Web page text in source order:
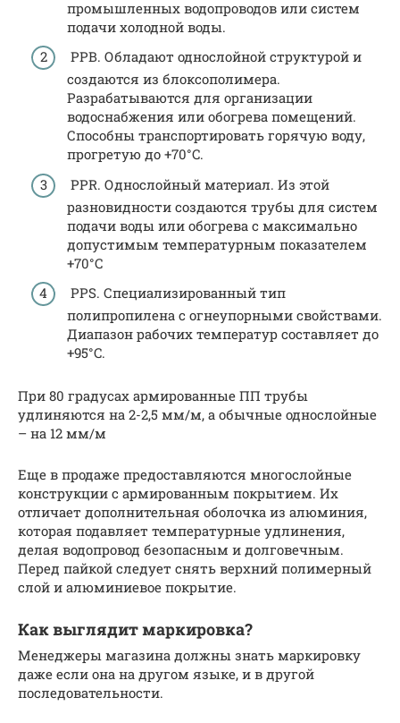
промышленных водопроводов или систем
подачи холодной воды.
PPB. Обладают однослойной структурой и
создаются из блоксополимера.
Разрабатываются для организации
водоснабжения или обогрева помещений.
Способны транспортировать горячую воду,
прогретую до +70°C.
PPR. Однослойный материал. Из этой
разновидности создаются трубы для систем
подачи воды или обогрева с максимально
допустимым температурным показателем
+70°C
PPS. Специализированный тип
полипропилена с огнеупорными свойствами.
Диапазон рабочих температур составляет до
+95°C.
При 80 градусах армированные ПП трубы
удлиняются на 2-2,5 мм/м, а обычные однослойные
– на 12 мм/м
Еще в продаже предоставляются многослойные
конструкции с армированным покрытием. Их
отличает дополнительная оболочка из алюминия,
которая подавляет температурные удлинения,
делая водопровод безопасным и долговечным.
Перед пайкой следует снять верхний полимерный
слой и алюминиевое покрытие.
Как выглядит маркировка?
Менеджеры магазина должны знать маркировку
даже если она на другом языке, и в другой
последовательности.